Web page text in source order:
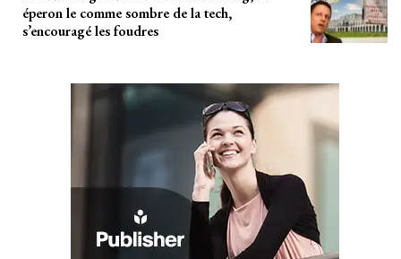
éperon le comme sombre de la tech,
s’encouragé les foudres